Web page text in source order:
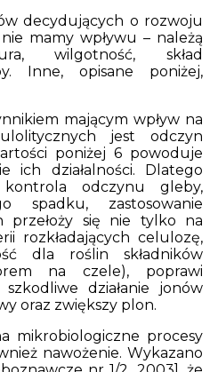
o rozwoju
mamy wpływu – należą
wilgotność, skład
Inne, opisane poniżej,
mającym wpływ na
jest odczyn
poniżej 6 powoduje
ich działalności. Dlatego
odczynu gleby,
zastosowanie
przełoży się nie tylko na
rozkładających celulozę,
dla roślin składników
na czele), poprawi
działanie jonów
oraz zwiększy plon.
procesy
nawożenie. Wykazano